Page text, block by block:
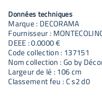
Données techniques
Marque : DECORAMA
Fournisseur :
DEEE : 0.0000 €
Code collection : 137151
Nom collection : Go by
Largeur de lé : 106 cm
Classement feu : C s2 d0